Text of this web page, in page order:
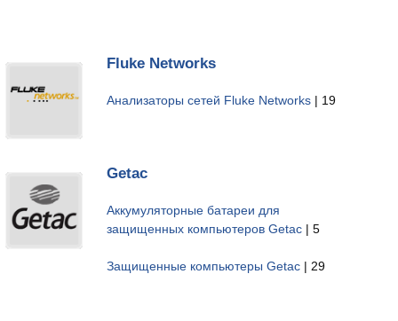
Fluke Networks
Анализаторы сетей Fluke Networks | 19
Getac
Аккумуляторные батареи для
защищенных компьютеров Getac | 5
Защищенные компьютеры Getac | 29